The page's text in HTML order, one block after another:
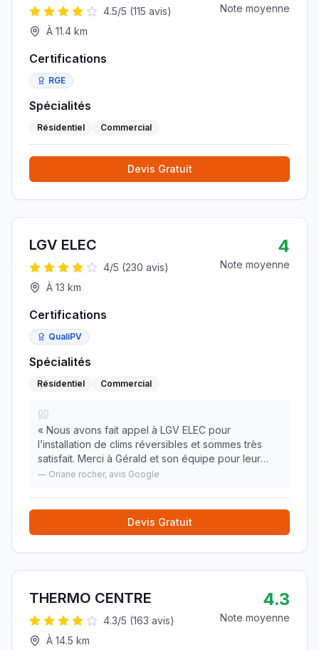
4.5/5 (115 avis)
À 11.4 km
Note moyenne
Certifications
RGE
Spécialités
Résidentiel Commercial
Devis Gratuit
LGV ELEC
4/5 (230 avis)
À 13 km
4
Note moyenne
Certifications
QualiPV
Spécialités
Résidentiel Commercial
« Nous avons fait appel à LGV ELEC pour
l’installation de clims réversibles et sommes très
satisfait. Merci à Gérald et son équipe pour leur
sérieux et professionnalisme. Nous n’hésiterons
— Oriane rocher, avis Google
Devis Gratuit
THERMO CENTRE
4.3/5 (163 avis)
À 14.5 km
4.3
Note moyenne